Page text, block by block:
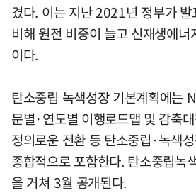
겼다. 이는 지난 2021년 정부가
비해 원전 비중이 늘고 신재생에너
이다.
탄소중립 녹색성장 기본계획에는
문별·연도별 이행로드맵 및 감축
정의로운 전환 등 탄소중립·녹색
종합적으로 포함한다. 탄소중립녹
을 거쳐 3월 공개된다.